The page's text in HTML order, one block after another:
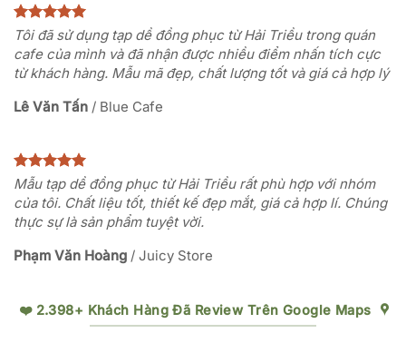
Tôi đã sử dụng tạp dề đồng phục từ Hải Triều trong quán
cafe của mình và đã nhận được nhiều điểm nhấn tích cực
từ khách hàng. Mẫu mã đẹp, chất lượng tốt và giá cả hợp lý
Lê Văn Tấn / Blue Cafe
Mẫu tạp dề đồng phục từ Hải Triều rất phù hợp với nhóm
của tôi. Chất liệu tốt, thiết kế đẹp mắt, giá cả hợp lí. Chúng
thực sự là sản phẩm tuyệt vời.
Phạm Văn Hoàng / Juicy Store
❤️ 2.398+ Khách Hàng Đã Review Trên Google Maps